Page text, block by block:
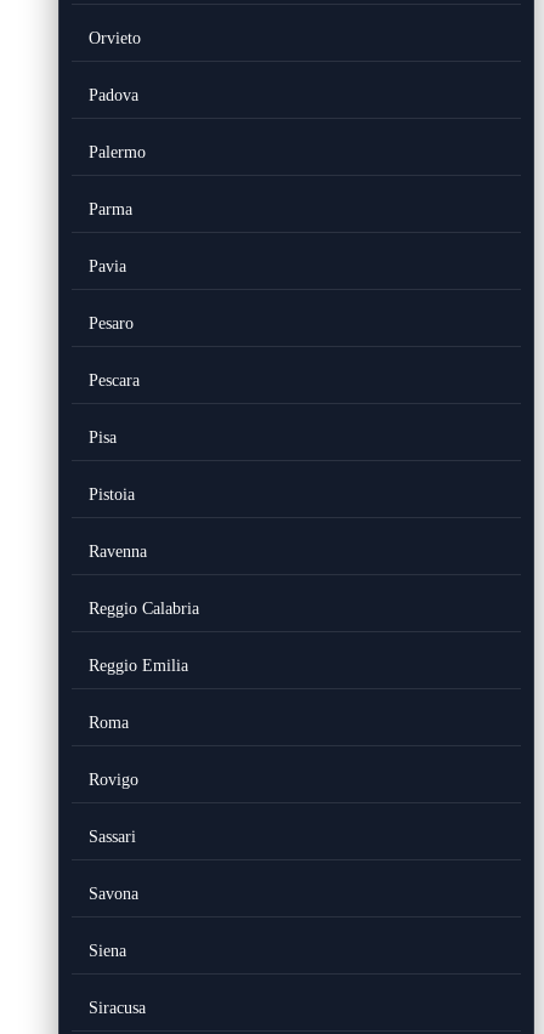
Orvieto
Padova
Palermo
Parma
Pavia
Pesaro
Pescara
Pisa
Pistoia
Ravenna
Reggio Calabria
Reggio Emilia
Roma
Rovigo
Sassari
Savona
Siena
Siracusa